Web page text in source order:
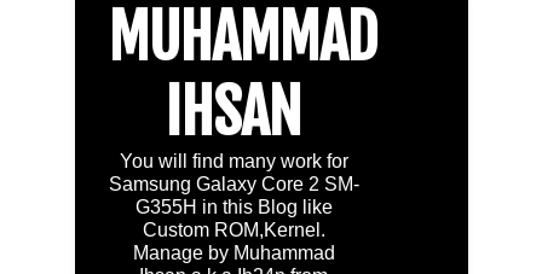
MUHAMMAD
IHSAN
You will find many work for
Samsung Galaxy Core 2 SM-
G355H in this Blog like
Custom ROM,Kernel.
Manage by Muhammad